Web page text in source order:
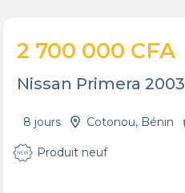
2 700 000 CFA
Nissan Primera 2003
8 jours Cotonou, Bénin
Produit neuf